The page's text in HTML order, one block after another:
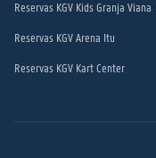
Reservas KGV Kids Granja Viana
Reservas KGV Arena Itu
Reservas KGV Kart Center